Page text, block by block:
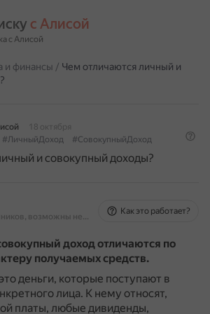
с Алисой
с Алисой
и финансы / Чем отличаются личный и
18 октября
#ЛичныйДоход #СовокупныйДоход
и совокупный доходы?
На основе источников, возможны неточности
Как это работает?
доход отличаются по
получаемых средств.
деньги, которые поступают в
лица. К нему относят,
платы, любые дивиденды,